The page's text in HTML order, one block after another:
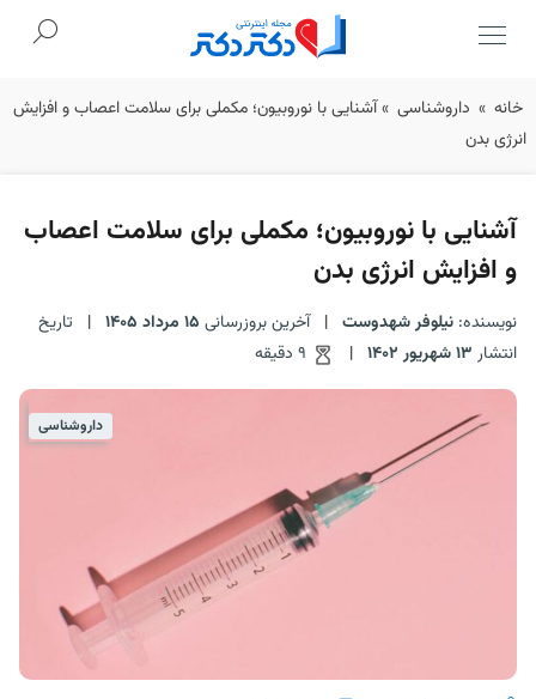
Skip
to
خانه » داروشناسی »آشنایی با نوروبیون؛ مکملی برای سلامت اعصاب و افزایش
انرژی بدن
آشنایی با نوروبیون؛ مکملی برای سلامت اعصاب
و افزایش انرژی بدن
نویسنده: نیلوفر شهدوست | آخرین بروزرسانی 15 مرداد 1405 |
تاریخ
انتشار 13 شهریور 1402 |
داروشناسی